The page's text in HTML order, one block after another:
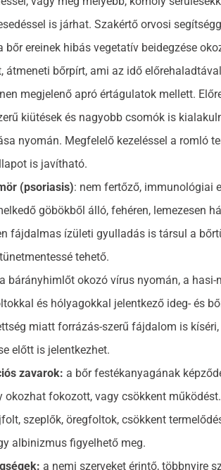
is járhat. Szakértő orvosi
bőr ereinek hibás vegetatív beidegzése
átmeneti bőrpírt, ami az idő
megjelenő apró értágulatok mellett.
kiütések és nagyobb csomók is
nyomán. Megfelelő kezeléssel a romló
is javítható.
(psoriasis): nem fertőző, immunológiai
göbökből álló, fehéren, lemezesen
fájdalmas ízületi gyulladás is társul a
tehető.
a bárányhimlőt okozó vírus nyomán, a
és hólyagokkal jelentkező ideg- és
miatt forrázás-szerű fájdalom is
előtt is jelentkezhet.
zavarok: a bőr festékanyagának
okozhat fokozott, vagy csökkent
szeplők, öregfoltok, csökkent
albinizmus figyelhető meg.
a nemi szerveket érintő, többnyire